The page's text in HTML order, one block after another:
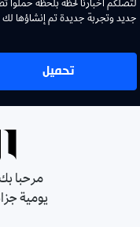
لتصلكم اخبارنا لحظة بلحظة حملوا
جديد وتجربة جديدة تم إنشاؤها لك
تحميل
مرحبا بك
يومية